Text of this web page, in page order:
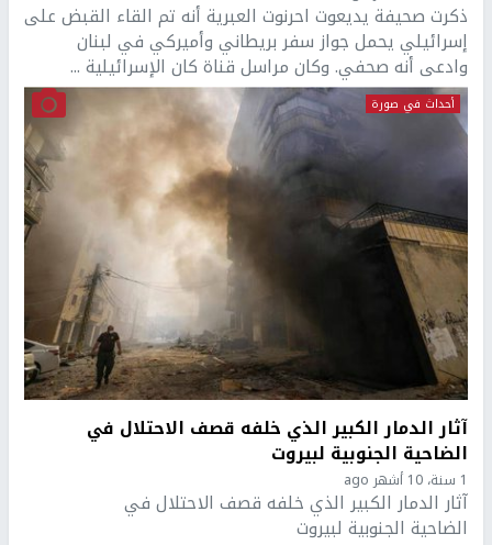
ذكرت صحيفة يديعوت احرنوت العبرية أنه تم القاء القبض على
إسرائيلي يحمل جواز سفر بريطاني وأميركي في لبنان
وادعى أنه صحفي. وكان مراسل قناة كان الإسرائيلية ...
أحداث في صورة
آثار الدمار الكبير الذي خلفه قصف الاحتلال في
الضاحية الجنوبية لبيروت
1 سنة، 10 أشهر ago
آثار الدمار الكبير الذي خلفه قصف الاحتلال في
الضاحية الجنوبية لبيروت